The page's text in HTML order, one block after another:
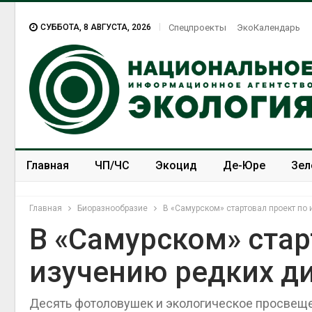
СУББОТА, 8 АВГУСТА, 2026 Спецпроекты ЭкоКалендарь
Главная ЧП/ЧС Экоцид Де-Юре
Главная Биоразнообразие В «Самурском» стартовал проект
В «Самурском»
изучению редких
Десять фотоловушек и экологическое